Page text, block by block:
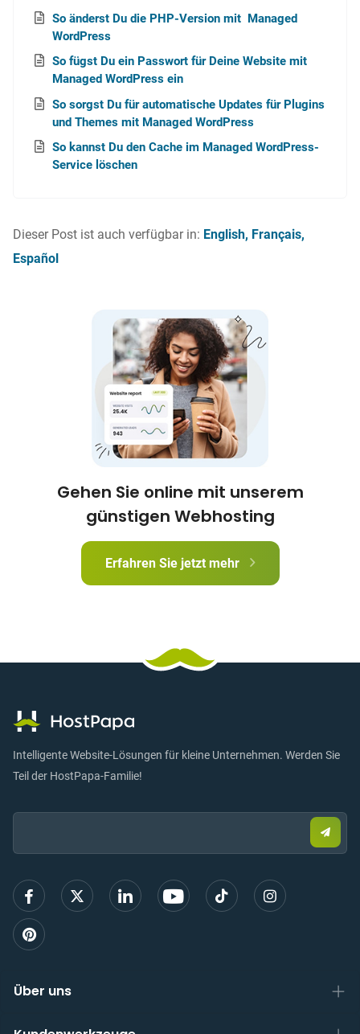
So änderst Du die PHP-Version mit Managed
WordPress
So fügst Du ein Passwort für Deine Website mit
Managed WordPress ein
So sorgst Du für automatische Updates für Plugins
und Themes mit Managed WordPress
So kannst Du den Cache im Managed WordPress-
Service löschen
Dieser Post ist auch verfügbar in: English Français
Español
Gehen Sie online mit unserem
günstigen Webhosting
Erfahren Sie jetzt mehr
Intelligente Website-Lösungen für kleine Unternehmen. Werden Sie
Teil der HostPapa-Familie!
Email:
Sie
E-
Über uns